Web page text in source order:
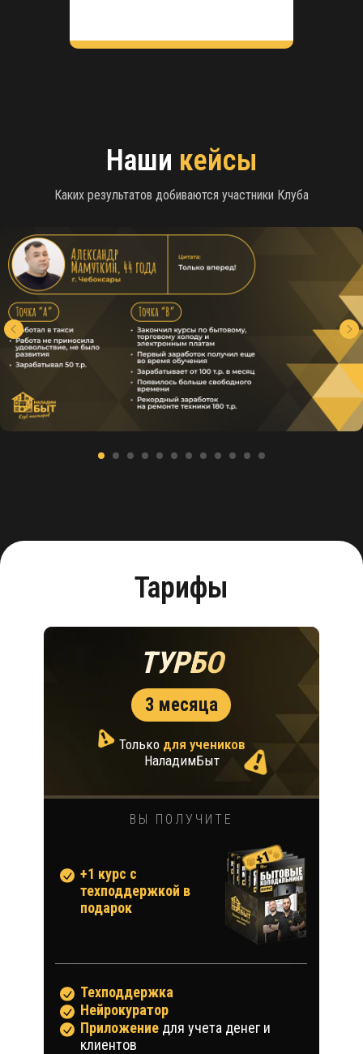
Наши кейсы
Каких результатов добиваются участники Клуба
Тарифы
ТУРБО
3 месяца
ВЫ ПОЛУЧИТЕ
Техподдержка
Нейрокуратор
Приложение для учета денег и
клиентов
+1 курс с
техподдержкой в
подарок
Только для учеников
НаладимБыт